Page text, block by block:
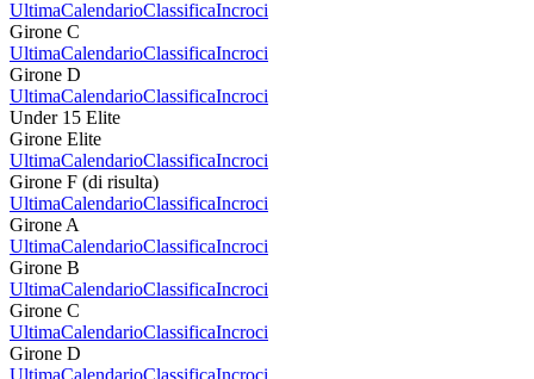
UltimaCalendarioClassificaIncroci
Girone C
UltimaCalendarioClassificaIncroci
Girone D
UltimaCalendarioClassificaIncroci
Under 15 Elite
Girone Elite
UltimaCalendarioClassificaIncroci
Girone F (di risulta)
UltimaCalendarioClassificaIncroci
Girone A
UltimaCalendarioClassificaIncroci
Girone B
UltimaCalendarioClassificaIncroci
Girone C
UltimaCalendarioClassificaIncroci
Girone D
UltimaCalendarioClassificaIncroci